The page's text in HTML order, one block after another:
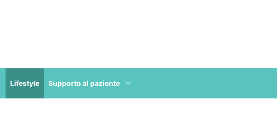
Lifestyle Supporto al paziente